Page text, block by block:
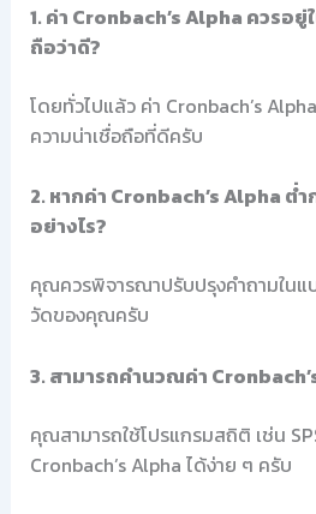
1. ค่า Cronbach’s Alpha ควรอยู่
ถือว่าดี?
โดยทั่วไปแล้ว ค่า Cronbach’s
ความน่าเชื่อถือที่ดีครับ
2. หากค่า Cronbach’s Alpha ต่
อย่างไร?
คุณควรพิจารณาปรับปรุงคำถามในแ
วัดของคุณครับ
3. สามารถคำนวณค่า
คุณสามารถใช้โปรแกรมสถิติ เช่น
Cronbach’s Alpha ได้ง่าย ๆ ครับ